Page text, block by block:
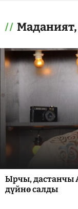
Ырчы, дастанчы
дүйнө салды